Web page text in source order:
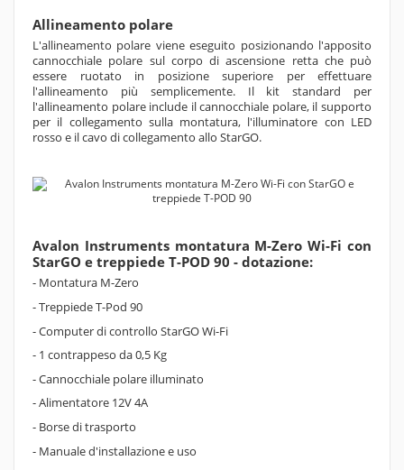
Allineamento polare
L'allineamento polare viene eseguito posizionando l'apposito
cannocchiale polare sul corpo di ascensione retta che può
essere ruotato in posizione superiore per effettuare
l'allineamento più semplicemente. Il kit standard per
l'allineamento polare include il cannocchiale polare, il supporto
per il collegamento sulla montatura, l'illuminatore con LED
rosso e il cavo di collegamento allo StarGO.
Avalon Instruments montatura M-Zero Wi-Fi con
StarGO e treppiede T-POD 90 - dotazione:
- Montatura M-Zero
- Treppiede T-Pod 90
- Computer di controllo StarGO Wi-Fi
- 1 contrappeso da 0,5 Kg
- Cannocchiale polare illuminato
- Alimentatore 12V 4A
- Borse di trasporto
- Manuale d'installazione e uso